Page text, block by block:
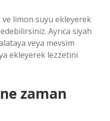
ve limon suyu ekleyerek
Ayrıca siyah
veya mevsim
ekleyerek lezzetini
zaman